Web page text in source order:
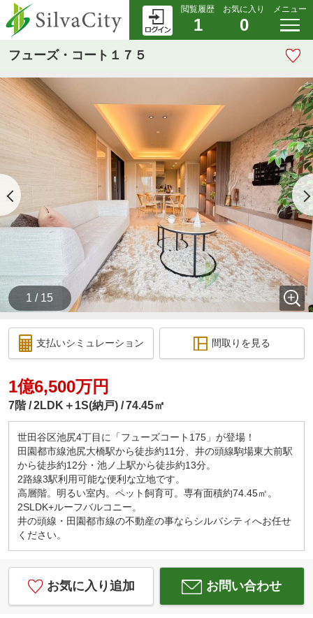
閲覧履歴
1
お気に入り
0
メニュー
フューズ・コート１７５
1 / 15
支払いシミュレーション 間取りを見る
1億6,500万円
7階 2LDK＋1S(納戸) 74.45㎡
世田谷区池尻4丁目に「フューズコート175」が登場！
田園都市線池尻大橋駅から徒歩約11分、井の頭線駒場東大前駅
から徒歩約12分・池ノ上駅から徒歩約13分。
2路線3駅利用可能な便利な立地です。
高層階。明るい室内。ペット飼育可。専有面積約74.45㎡。
2SLDK+ルーフバルコニー。
井の頭線・田園都市線の不動産の事ならシルバシティへお任せ
ください。
お気に入り追加 お問い合わせ